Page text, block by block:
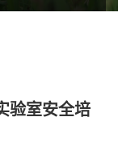
验室安全培